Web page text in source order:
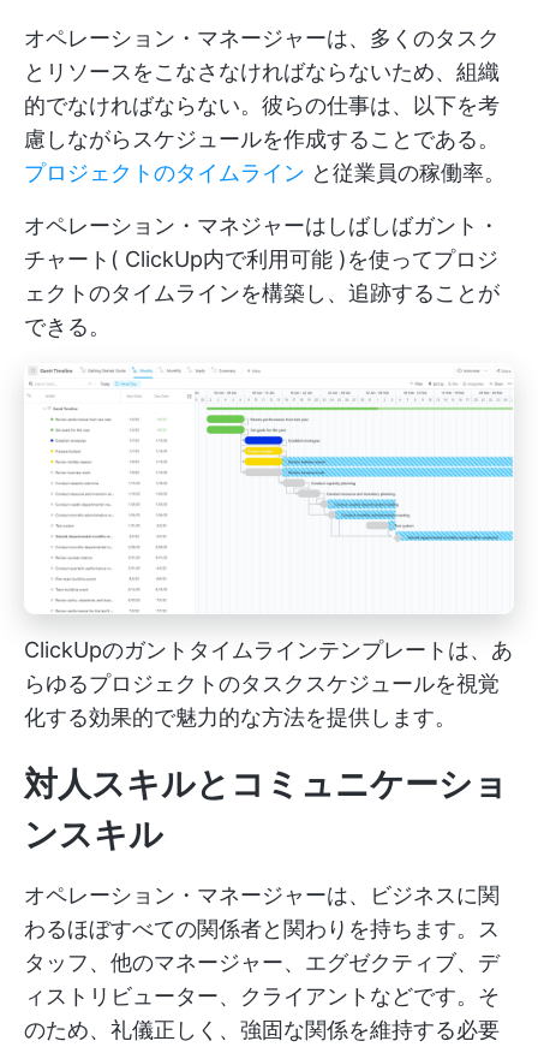
オペレーション・マネージャーは、多くのタスク
とリソースをこなさなければならないため、組織
的でなければならない。彼らの仕事は、以下を考
慮しながらスケジュールを作成することである。
プロジェクトのタイムライン と従業員の稼働率。
オペレーション・マネジャーはしばしばガント・
チャート( ClickUp内で利用可能 )を使ってプロジ
ェクトのタイムラインを構築し、追跡することが
できる。
ClickUpのガントタイムラインテンプレートは、あ
らゆるプロジェクトのタスクスケジュールを視覚
化する効果的で魅力的な方法を提供します。
対人スキルとコミュニケーショ
ンスキル
オペレーション・マネージャーは、ビジネスに関
わるほぼすべての関係者と関わりを持ちます。ス
タッフ、他のマネージャー、エグゼクティブ、デ
ィストリビューター、クライアントなどです。そ
のため、礼儀正しく、強固な関係を維持する必要